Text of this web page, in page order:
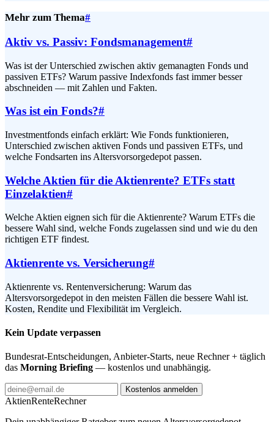
Mehr zum Thema#
Aktiv vs. Passiv: Fondsmanagement#
Was ist der Unterschied zwischen aktiv gemanagten Fonds und
passiven ETFs? Warum passive Indexfonds fast immer besser
abschneiden — mit Zahlen und Fakten.
Was ist ein Fonds?#
Investmentfonds einfach erklärt: Wie Fonds funktionieren,
Unterschied zwischen aktiven Fonds und passiven ETFs, und
welche Fondsarten ins Altersvorsorgedepot passen.
Welche Aktien für die Aktienrente? ETFs statt
Einzelaktien#
Welche Aktien eignen sich für die Aktienrente? Warum ETFs die
bessere Wahl sind, welche Fonds zugelassen sind und wie du den
richtigen ETF findest.
Aktienrente vs. Versicherung#
Aktienrente vs. Rentenversicherung: Warum das
Altersvorsorgedepot in den meisten Fällen die bessere Wahl ist.
Kosten, Rendite und Flexibilität im Vergleich.
Kein Update verpassen
Bundesrat-Entscheidungen, Anbieter-Starts, neue Rechner + täglich
das Morning Briefing — kostenlos und unabhängig.
Kostenlos anmelden
AktienRenteRechner